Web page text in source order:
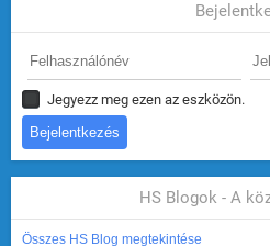
Jegyezz meg ezen az eszközön.
HS Blogok - A
Összes HS Blog megtekintése